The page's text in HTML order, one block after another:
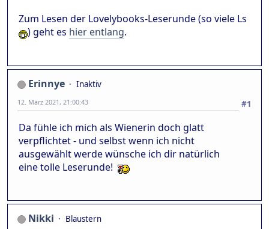
Zum Lesen der Lovelybooks-Leserunde (so viele Ls
) geht es hier entlang.
Erinnye
Inaktiv
#1
12. März 2021, 21:00:43
Da fühle ich mich als Wienerin doch glatt
verpflichtet - und selbst wenn ich nicht
ausgewählt werde wünsche ich dir natürlich
eine tolle Leserunde!
Nikki Blaustern